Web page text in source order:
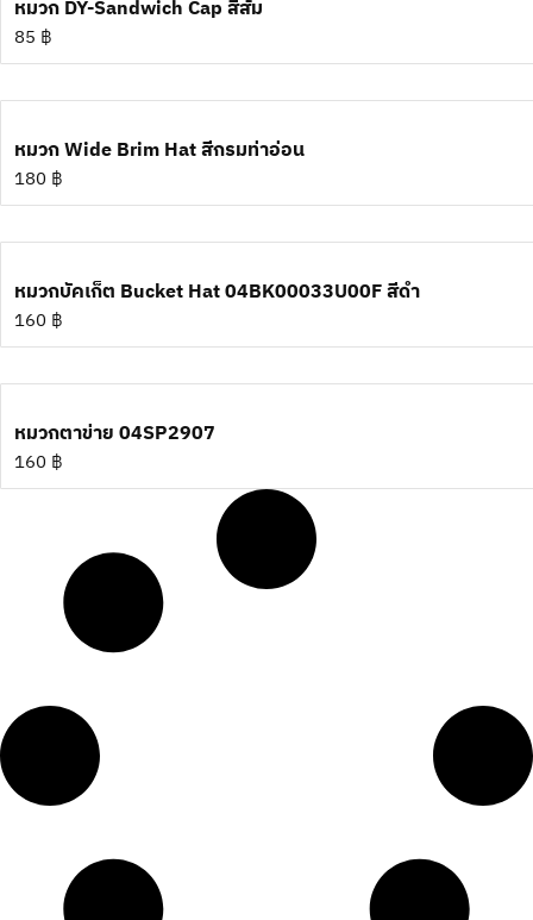
หมวก DY-Sandwich Cap สีส้ม
85 ฿
หมวก Wide Brim Hat สีกรมท่าอ่อน
180 ฿
หมวกบัคเก็ต Bucket Hat 04BK00033U00F สีดำ
160 ฿
หมวกตาข่าย 04SP2907
160 ฿